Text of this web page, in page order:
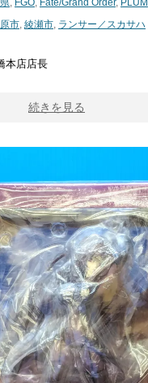
市 綾瀬市 ランサー／スカサハ
本店店長
続きを見る